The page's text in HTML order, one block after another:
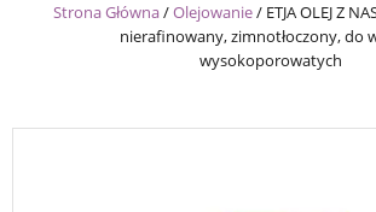
Strona Główna/Olejowanie/ ETJA OLEJ Z
nierafinowany, zimnotłoczony, do
wysokoporowatych